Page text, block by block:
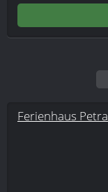
Ferienhaus Petra